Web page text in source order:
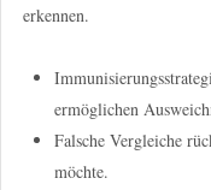
erkennen.
ermöglichen
Falsche Vergleiche
möchte.